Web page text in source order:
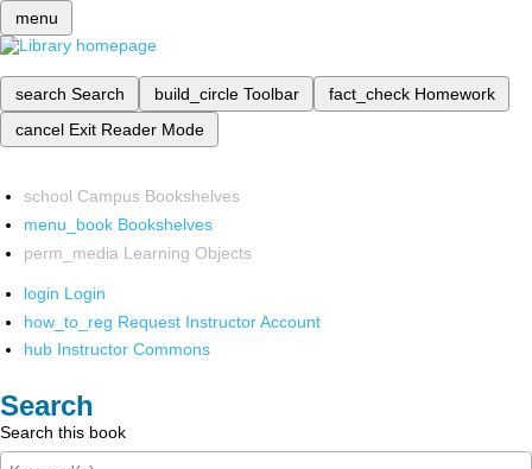
menu
search Search build_circle Toolbar fact_check Homework
cancel Exit Reader Mode
school Campus Bookshelves
menu_book Bookshelves
perm_media Learning Objects
login Login
how_to_reg Request Instructor Account
hub Instructor Commons
Search
Search this book